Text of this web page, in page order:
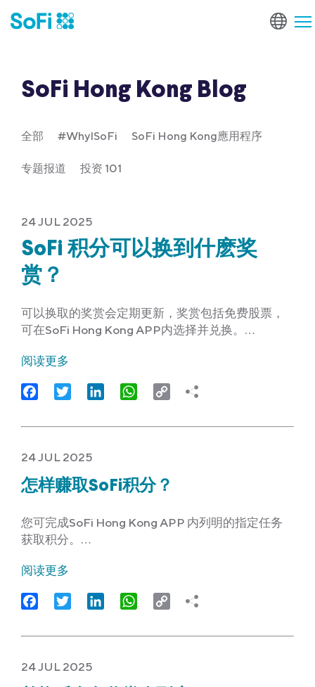
SoFi Hong Kong Blog
全部 #WhyISoFi SoFi Hong Kong應用程序
专题报道 投资 101
24 JUL 2025
SoFi 积分可以换到什麽奖
赏？
可以换取的奖赏会定期更新，奖赏包括免费股票，
可在SoFi Hong Kong APP内选择并兑换。…
阅读更多
FacebookTwitter LinkedIn WhatsApp
Copy
24 JUL 2025
怎样赚取SoFi积分？
您可完成SoFi Hong Kong APP 内列明的指定任务
获取积分。…
阅读更多
FacebookTwitter LinkedIn WhatsApp
Copy
24 JUL 2025